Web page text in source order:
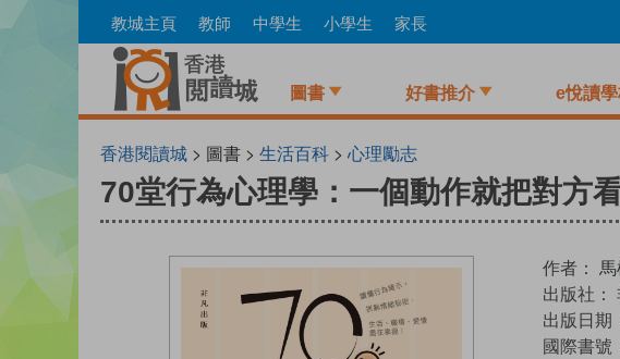
to
教城主頁 教師 中學生 小學生 家長
圖書 好書推介 e悅讀學
香港閱讀城 > 圖書 > 生活百科 > 心理勵志
70堂行為心理學：一個動作就把對方
作者： 馬
出版社：
出版日期
國際書號